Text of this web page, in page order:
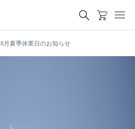
8月夏季休業日のお知らせ